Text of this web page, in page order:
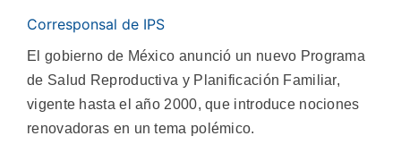
Corresponsal de IPS
El gobierno de México anunció un nuevo Programa
de Salud Reproductiva y Planificación Familiar,
vigente hasta el año 2000, que introduce nociones
renovadoras en un tema polémico.